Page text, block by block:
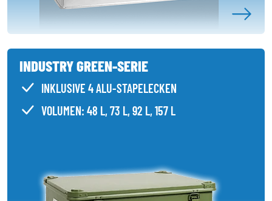
INDUSTRY GREEN-SERIE
INKLUSIVE 4 ALU-STAPELECKEN
VOLUMEN: 48 L, 73 L, 92 L, 157 L